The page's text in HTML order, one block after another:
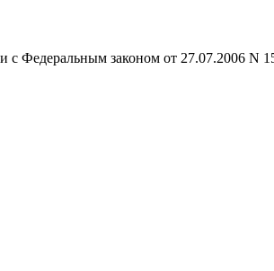
с Федеральным законом от 27.07.2006 N